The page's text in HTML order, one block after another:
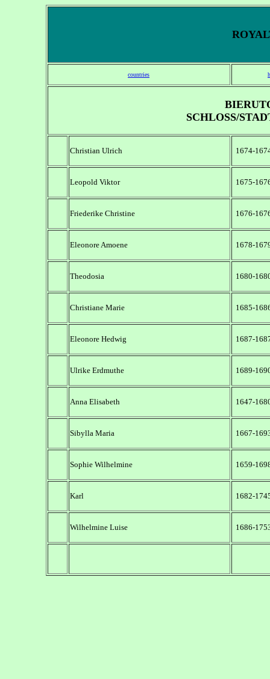
countries
SCHLOSS/
Christian Ulrich 1674-
Leopold Viktor 1675-
Friederike Christine 1676-
Eleonore Amoene 1678-
Theodosia 1680-
Christiane Marie 1685-
Eleonore Hedwig 1687-
Ulrike Erdmuthe 1689-
Anna Elisabeth 1647-
Sibylla Maria 1667-
Sophie Wilhelmine 1659-
Karl 1682-
Wilhelmine Luise 1686-